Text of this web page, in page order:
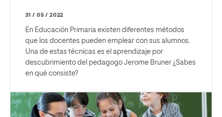
31 / 05 / 2022
En Educación Primaria existen diferentes métodos
que los docentes pueden emplear con sus alumnos.
Una de estas técnicas es el aprendizaje por
descubrimiento del pedagogo Jerome Bruner ¿Sabes
en qué consiste?